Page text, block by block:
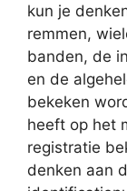
kun je
remmen,
banden, de
en de
bekeken
heeft op het
registratie
denken aan